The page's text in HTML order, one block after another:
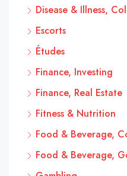
Disease & Illness,
Escorts
Études
Finance, Investing
Finance, Real Estate
Fitness & Nutrition
Food & Beverage,
Food & Beverage,